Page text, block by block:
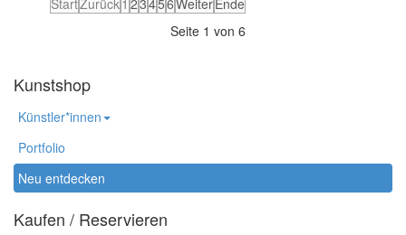
Seite 1 von 6
Kunstshop
Künstler*innen
Portfolio
Neu entdecken
Kaufen / Reservieren